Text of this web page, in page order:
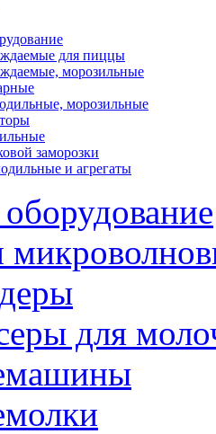
для пиццы
морозильные
морозильные
заморозки
и агрегаты
для